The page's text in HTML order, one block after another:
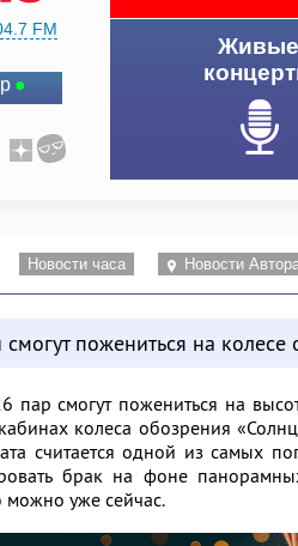
FM
Живые
Новости часа Новости
пожениться на колесе
пар смогут пожениться на
колеса обозрения
считается одной из самых
брак на фоне
уже сейчас.